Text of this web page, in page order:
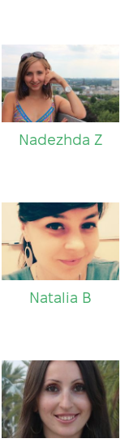
Nadezhda Z
Natalia B